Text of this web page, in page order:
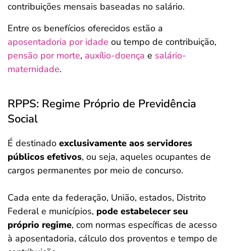
contribuições mensais baseadas no salário.
Entre os benefícios oferecidos estão a
aposentadoria por idade ou tempo de contribuição,
pensão por morte, auxílio-doença e salário-
maternidade.
RPPS: Regime Próprio de Previdência
Social
É destinado exclusivamente aos servidores
públicos efetivos, ou seja, aqueles ocupantes de
cargos permanentes por meio de concurso.
Cada ente da federação, União, estados, Distrito
Federal e municípios, pode estabelecer seu
próprio regime, com normas específicas de acesso
à aposentadoria, cálculo dos proventos e tempo de